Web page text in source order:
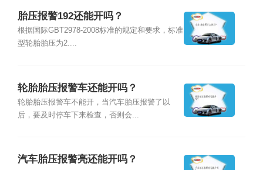
胎压报警192还能开吗？
根据国际GBT2978-2008标准的规定和要求，标准
型轮胎胎压为2....
轮胎胎压报警车还能开吗？
轮胎胎压报警车不能开，当汽车胎压报警了以
后，要及时停车下来检查，否则会...
汽车胎压报警亮还能开吗？